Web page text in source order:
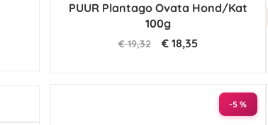
PUUR Plantago Ovata Hond/Kat
100g
€ 19,32 € 18,35
-5 %